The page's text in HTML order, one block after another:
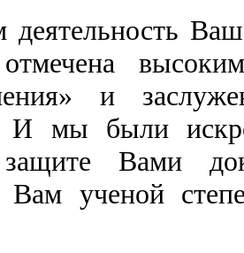
деятельность
и
И мы были
Вами
Вам ученой